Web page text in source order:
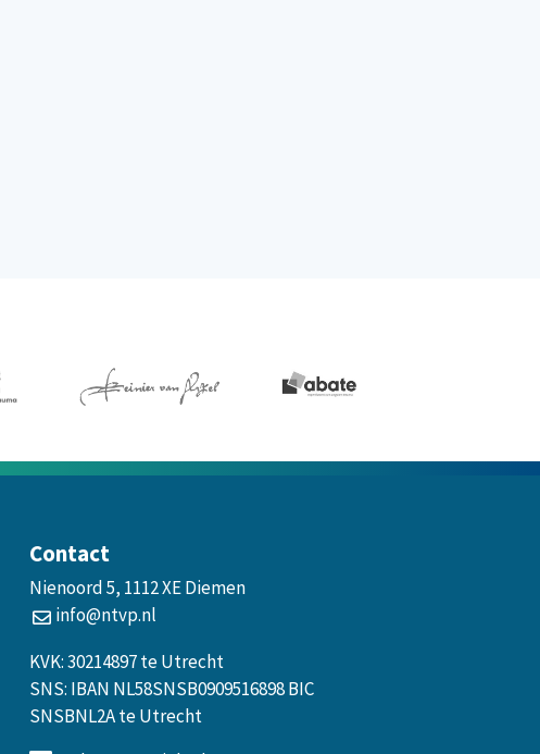
Contact
Nienoord 5, 1112 XE Diemen
info@ntvp.nl
KVK: 30214897 te Utrecht
SNS: IBAN NL58SNSB0909516898 BIC
SNSBNL2A te Utrecht